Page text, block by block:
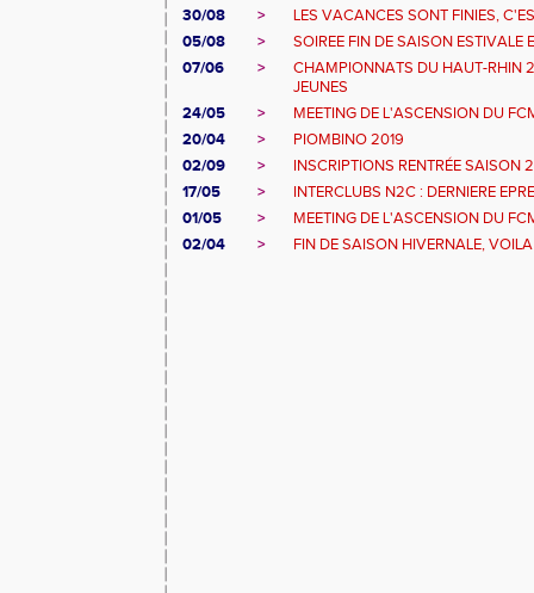
30/08
>
LES VACANCES SONT FINIES,
05/08
>
SOIREE FIN DE SAISON ESTIVALE
07/06
>
CHAMPIONNATS DU HAUT-RHIN
JEUNES
24/05
>
MEETING DE L'ASCENSION DU
20/04
>
PIOMBINO 2019
02/09
>
INSCRIPTIONS RENTRÉE SAISON
17/05
>
INTERCLUBS N2C : DERNIERE
01/05
>
MEETING DE L'ASCENSION DU
02/04
> FIN DE SAISON HIVERNALE,